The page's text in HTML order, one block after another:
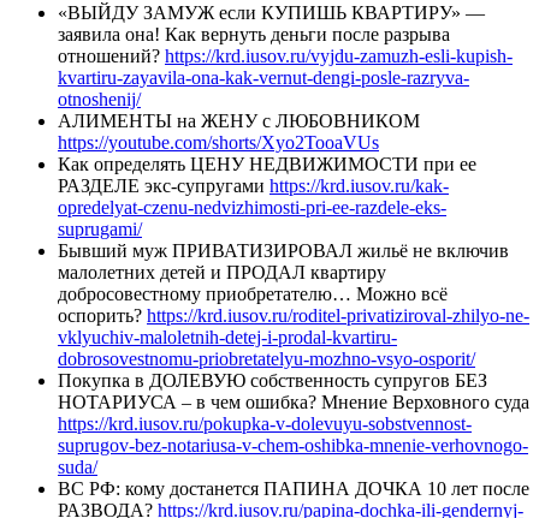
«ВЫЙДУ ЗАМУЖ если КУПИШЬ КВАРТИРУ» —
заявила она! Как вернуть деньги после разрыва
отношений? https://krd.iusov.ru/vyjdu-zamuzh-esli-kupish-
kvartiru-zayavila-ona-kak-vernut-dengi-posle-razryva-
otnoshenij/
АЛИМЕНТЫ на ЖЕНУ с ЛЮБОВНИКОМ
https://youtube.com/shorts/Xyo2TooaVUs
Как определять ЦЕНУ НЕДВИЖИМОСТИ при ее
РАЗДЕЛЕ экс-супругами https://krd.iusov.ru/kak-
opredelyat-czenu-nedvizhimosti-pri-ee-razdele-eks-
suprugami/
Бывший муж ПРИВАТИЗИРОВАЛ жильё не включив
малолетних детей и ПРОДАЛ квартиру
добросовестному приобретателю… Можно всё
оспорить? https://krd.iusov.ru/roditel-privatiziroval-zhilyo-ne-
vklyuchiv-maloletnih-detej-i-prodal-kvartiru-
dobrosovestnomu-priobretatelyu-mozhno-vsyo-osporit/
Покупка в ДОЛЕВУЮ собственность супругов БЕЗ
НОТАРИУСА – в чем ошибка? Мнение Верховного суда
https://krd.iusov.ru/pokupka-v-dolevuyu-sobstvennost-
suprugov-bez-notariusa-v-chem-oshibka-mnenie-verhovnogo-
suda/
ВС РФ: кому достанется ПАПИНА ДОЧКА 10 лет после
РАЗВОДА? https://krd.iusov.ru/papina-dochka-ili-gendernyj-